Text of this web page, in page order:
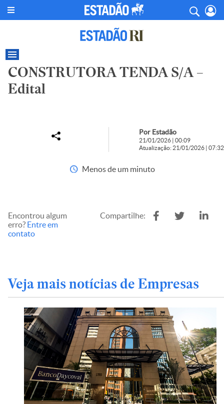
CONSTRUTORA TENDA S/A –
Edital
Por Estadão
21/01/2026 | 00:09
Atualização: 21/01/2026 | 07:32
Menos de um minuto
Encontrou algum
erro? Entre em
contato
Compartilhe:
Veja mais notícias de Empresas